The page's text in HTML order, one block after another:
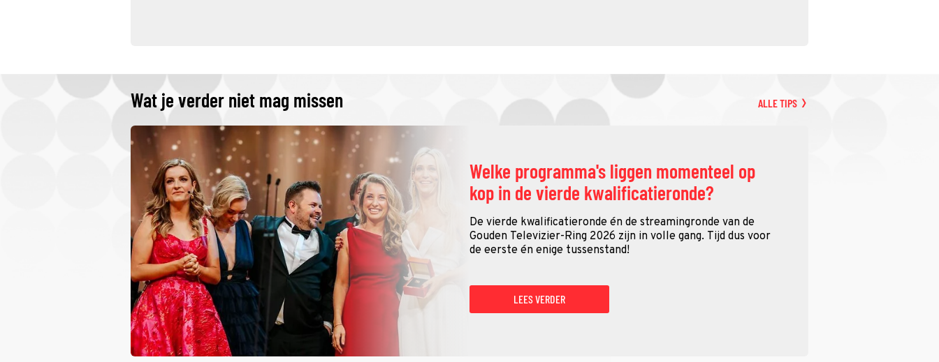
Wat je verder niet mag missen ALLE TIPS
Welke programma's liggen momenteel op
kop in de vierde kwalificatieronde?
De vierde kwalificatieronde én de streamingronde van de
Gouden Televizier-Ring 2026 zijn in volle gang. Tijd dus voor
de eerste én enige tussenstand!
LEES VERDER